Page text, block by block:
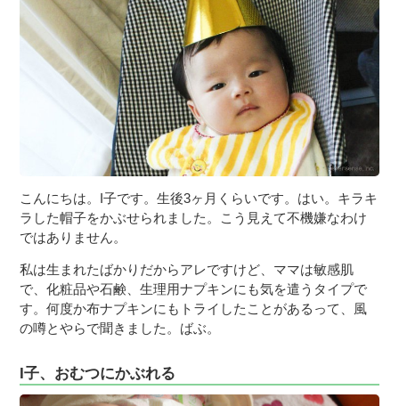
こんにちは。I子です。生後3ヶ月くらいです。はい。キラキ
ラした帽子をかぶせられました。こう見えて不機嫌なわけ
ではありません。
私は生まれたばかりだからアレですけど、ママは敏感肌
で、化粧品や石鹸、生理用ナプキンにも気を遣うタイプで
す。何度か布ナプキンにもトライしたことがあるって、風
の噂とやらで聞きました。ばぶ。
I子、おむつにかぶれる